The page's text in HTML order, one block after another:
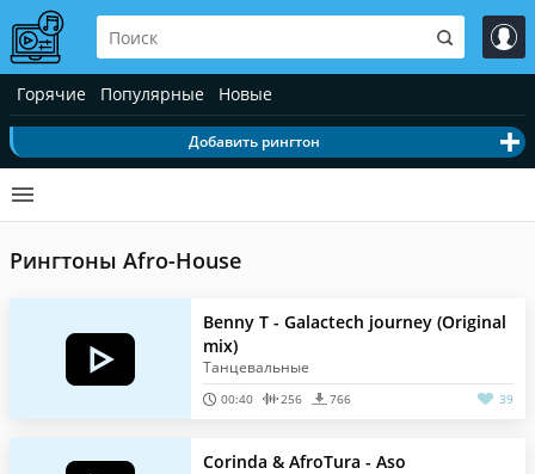
Горячие Популярные Новые
Добавить рингтон
Рингтоны Afro-House
Benny T - Galactech journey (Original
mix)
Танцевальные
00:40 256 766 39
Corinda & AfroTura - Aso